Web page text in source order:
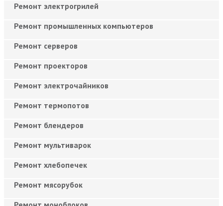
Ремонт электрогрилей
Ремонт промышленных компьютеров
Ремонт серверов
Ремонт проекторов
Ремонт электрочайников
Ремонт термопотов
Ремонт блендеров
Ремонт мультиварок
Ремонт хлебопечек
Ремонт мясорубок